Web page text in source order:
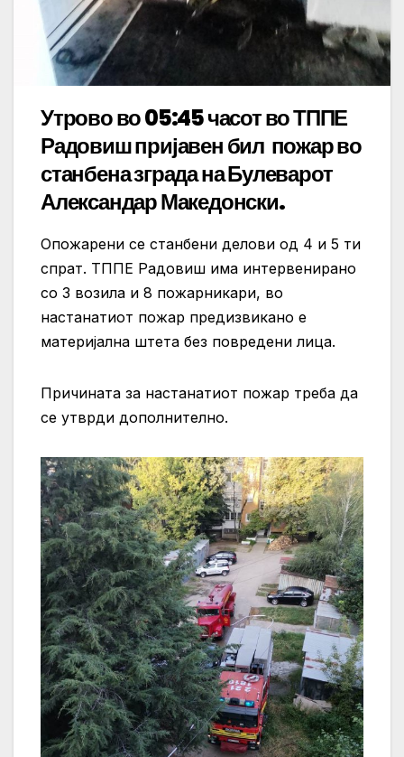
Утрово во 05:45 часот во ТППЕ
Радовиш пријавен бил пожар во
станбена зграда на Булеварот
Александар Македонски.
Опожарени се станбени делови од 4 и 5 ти
спрат. ТППЕ Радовиш има интервенирано
со 3 возила и 8 пожарникари, во
настанатиот пожар предизвикано е
материјална штета без повредени лица.
Причината за настанатиот пожар треба да
се утврди дополнително.